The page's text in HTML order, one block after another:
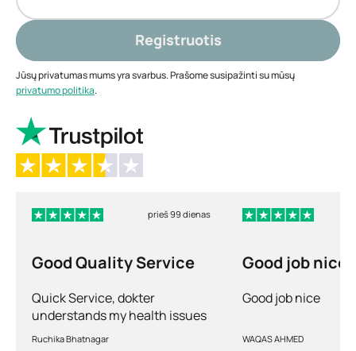
Registruotis
Jūsų privatumas mums yra svarbus. Prašome susipažinti su mūsų
privatumo politika.
prieš 99 dienas
Good Quality Service
Quick Service, dokter
understands my health issues
and good diagnosis
Ruchika Bhatnagar
Good job nice
Good job nice
WAQAS AHMED